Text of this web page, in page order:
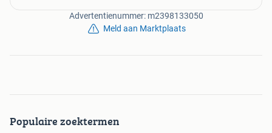
Advertentienummer: m2398133050
Meld aan Marktplaats
Populaire zoektermen